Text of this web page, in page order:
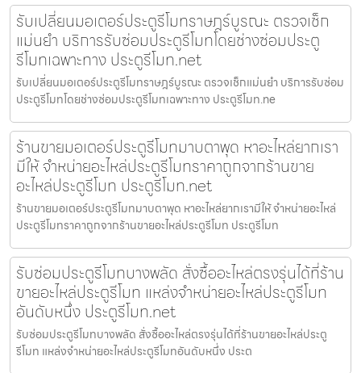
รับเปลี่ยนมอเตอร์ประตูรีโมทราษฎร์บูรณะ ตรวจเช็ก
แม่นยำ บริการรับซ่อมประตูรีโมทโดยช่างซ่อมประตู
รีโมทเฉพาะทาง ประตูรีโมท.net
รับเปลี่ยนมอเตอร์ประตูรีโมทราษฎร์บูรณะ ตรวจเช็กแม่นยำ บริการรับซ่อม
ประตูรีโมทโดยช่างซ่อมประตูรีโมทเฉพาะทาง ประตูรีโมท.ne
ร้านขายมอเตอร์ประตูรีโมทมาบตาพุด หาอะไหล่ยากเรา
มีให้ จำหน่ายอะไหล่ประตูรีโมทราคาถูกจากร้านขาย
อะไหล่ประตูรีโมท ประตูรีโมท.net
ร้านขายมอเตอร์ประตูรีโมทมาบตาพุด หาอะไหล่ยากเรามีให้ จำหน่ายอะไหล่
ประตูรีโมทราคาถูกจากร้านขายอะไหล่ประตูรีโมท ประตูรีโมท
รับซ่อมประตูรีโมทบางพลัด สั่งซื้ออะไหล่ตรงรุ่นได้ที่ร้าน
ขายอะไหล่ประตูรีโมท แหล่งจำหน่ายอะไหล่ประตูรีโมท
อันดับหนึ่ง ประตูรีโมท.net
รับซ่อมประตูรีโมทบางพลัด สั่งซื้ออะไหล่ตรงรุ่นได้ที่ร้านขายอะไหล่ประตู
รีโมท แหล่งจำหน่ายอะไหล่ประตูรีโมทอันดับหนึ่ง ประต